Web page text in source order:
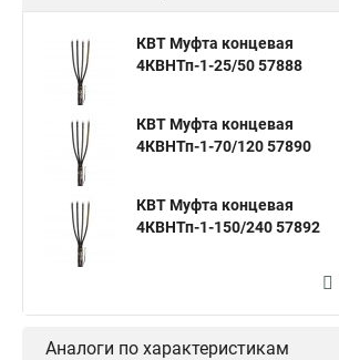
КВТ Муфта концевая
4КВНТп-1-25/50 57888
КВТ Муфта концевая
4КВНТп-1-70/120 57890
КВТ Муфта концевая
4КВНТп-1-150/240 57892
Аналоги по характеристикам